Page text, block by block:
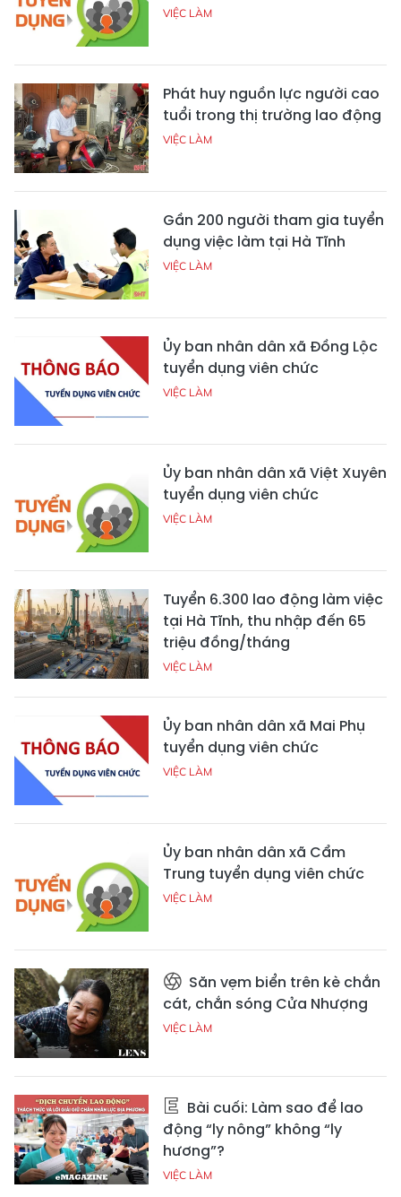
VIỆC LÀM
Phát huy nguồn lực người cao
tuổi trong thị trường lao động
VIỆC LÀM
Gần 200 người tham gia tuyển
dụng việc làm tại Hà Tĩnh
VIỆC LÀM
Ủy ban nhân dân xã Đồng Lộc
tuyển dụng viên chức
VIỆC LÀM
Ủy ban nhân dân xã Việt Xuyên
tuyển dụng viên chức
VIỆC LÀM
Tuyển 6.300 lao động làm việc
tại Hà Tĩnh, thu nhập đến 65
triệu đồng/tháng
VIỆC LÀM
Ủy ban nhân dân xã Mai Phụ
tuyển dụng viên chức
VIỆC LÀM
Ủy ban nhân dân xã Cẩm
Trung tuyển dụng viên chức
VIỆC LÀM
Săn vẹm biển trên kè chắn
cát, chắn sóng Cửa Nhượng
VIỆC LÀM
Bài cuối: Làm sao để lao
động “ly nông” không “ly
hương”?
VIỆC LÀM